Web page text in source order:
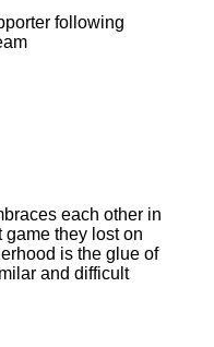
following
each other in
they lost on
is the glue of
and difficult